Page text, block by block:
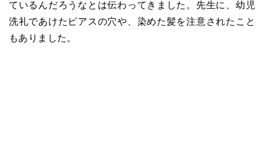
ているんだろうなとは伝わってきました。先生に、幼児
洗礼であけたピアスの穴や、染めた髪を注意されたこと
もありました。